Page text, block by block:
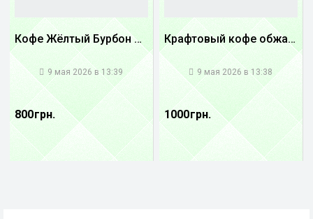
Кофе Жёлтый Бурбон Бразилия
9 мая 2026 в 13:39
800 грн.
Крафтовый кофе обжареный Танзания
9 мая 2026 в 13:38
1000 грн.